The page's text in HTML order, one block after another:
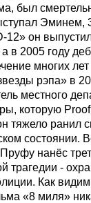
был
Эминем,
12» он
в 2005 году
многих
рэпа» в
местного
которую
тяжело ранил
нанёс
трагедии -
Как
«8 миля»